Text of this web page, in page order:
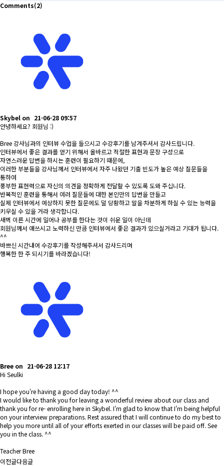
Comments(2)
Skybel on 21-06-28 09:57
안녕하세요? 회원님 :)
Bree 강사님과의 인터뷰 수업을 들으시고 수강후기를 남겨주셔서 감사드립니다.
인터뷰에서 좋은 결과를 얻기 위해서 올바르고 적절한 표현과 문장 구성으로
자연스러운 답변을 하시는 훈련이 필요하기 때문에,
이러한 부분들을 강사님께서 인터뷰에서 자주 나왔던 기출 빈도가 높은 예상 질문들을
통하여
풍부한 표현력으로 자신의 의견을 정확하게 전달할 수 있도록 도와 주십니다.
반복적인 훈련을 통해서 여러 질문들에 대한 본인만의 답변을 만들고
실제 인터뷰에서 예상하지 못한 질문에도 덜 당황하고 말을 차분하게 하실 수 있는 능력을
키우실 수 있을 거라 생각합니다.
새벽 이른 시간에 일어나 공부를 한다는 것이 쉬운 일이 아닌데
회원님께서 애쓰시고 노력하신 만큼 인터뷰에서 좋은 결과가 있으실거라고 기대가 됩니다.
^^
바쁘신 시간내어 수강후기를 작성해주셔서 감사드리며
행복한 한 주 되시기를 바라겠습니다!
Bree on 21-06-28 12:17
Hi Seulki
I hope you're having a good day today! ^^
I would like to thank you for leaving a wonderful review about our class and
thank you for re- enrolling here in Skybel. I'm glad to know that I'm being helpful
on your interview preparations. Rest assured that I will continue to do my best to
help you more until all of your efforts exerted in our classes will be paid off. See
you in the class. ^^
Teacher Bree
이전글다음글